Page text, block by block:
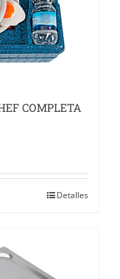
COMPLETA
Detalles